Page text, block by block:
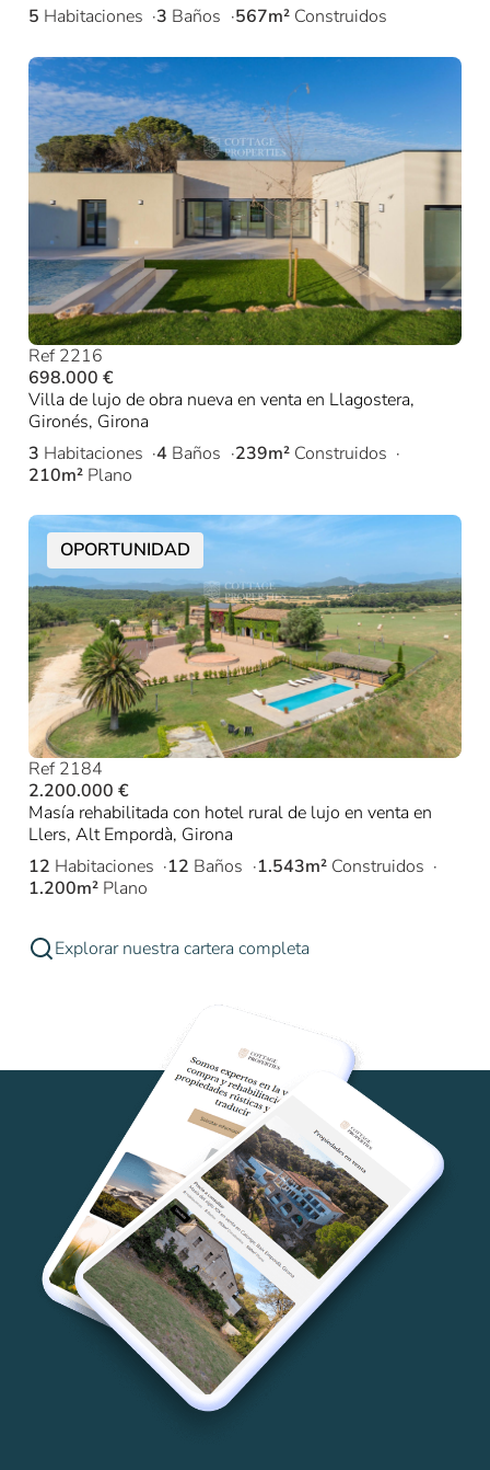
5 Habitaciones 3 Baños 567m² Construidos
Ref 2216
698.000 €
Villa de lujo de obra nueva en venta en Llagostera,
Gironés, Girona
3 Habitaciones 4 Baños 239m² Construidos
210m² Plano
OPORTUNIDAD
Ref 2184
2.200.000 €
Masía rehabilitada con hotel rural de lujo en venta en
Llers, Alt Empordà, Girona
12 Habitaciones 12 Baños 1.543m² Construidos
1.200m² Plano
Explorar nuestra cartera completa